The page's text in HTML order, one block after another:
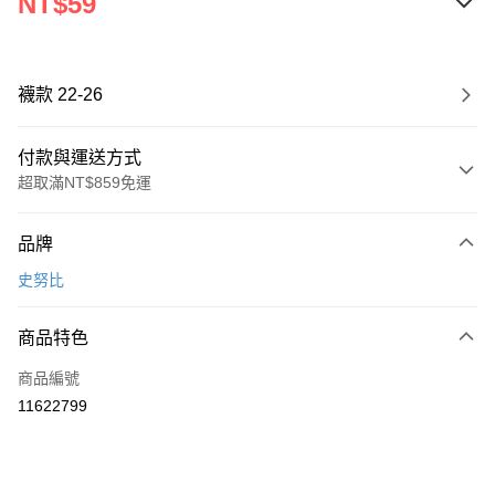
襪款 22-26
付款與運送方式
超取滿NT$859免運
信用卡一次付款
LINE Pay
Apple Pay
品牌
史努比
商品特色
商品編號
11622799